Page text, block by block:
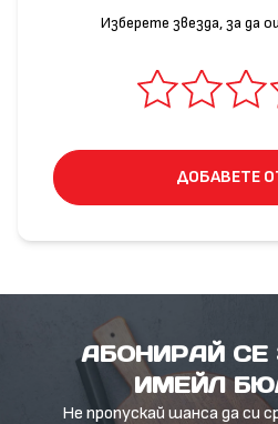
Изберете звезда, за да
ДОБАВЕТЕ
АБОНИРАЙ
ИМЕЙЛ
Не пропускай шанса да си